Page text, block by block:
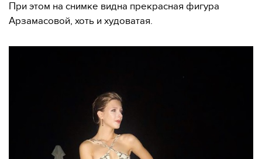
При этом на снимке видна прекрасная фигура
Арзамасовой, хоть и худоватая.